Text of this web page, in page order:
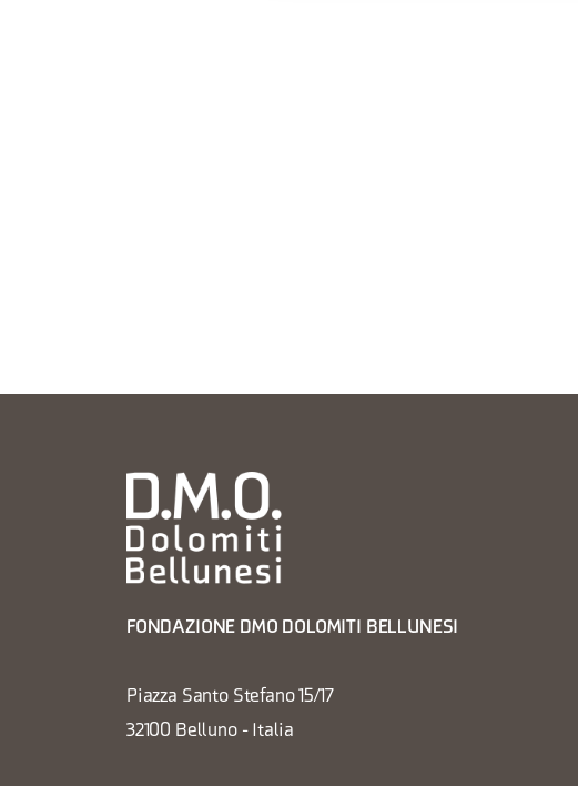
FONDAZIONE DMO DOLOMITI BELLUNESI
Piazza Santo Stefano 15/17
32100 Belluno - Italia